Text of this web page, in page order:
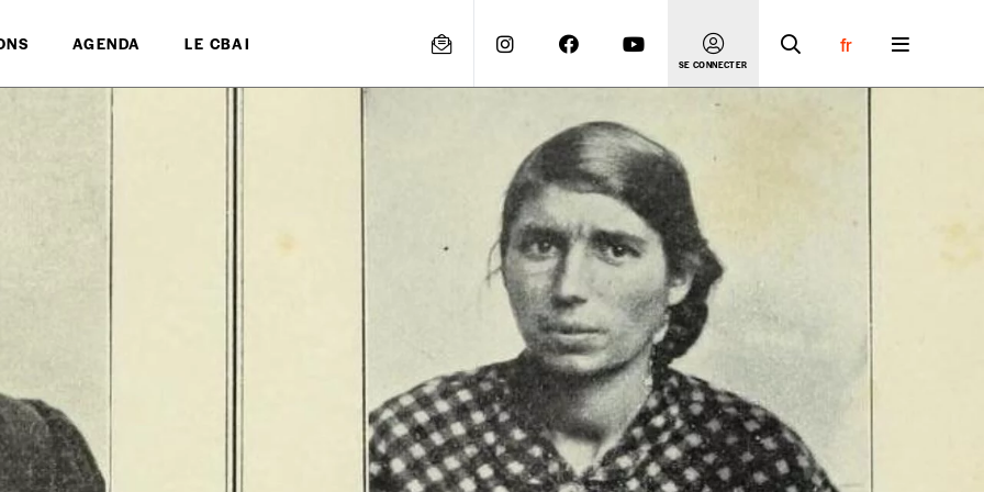
AGENDA LE CBAI
SE CONNECTER
fr
Créer un compte
est proposé à